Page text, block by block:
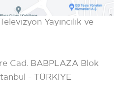
Yayıncılık ve
Cad. BABPLAZA Blok
- TÜRKİYE